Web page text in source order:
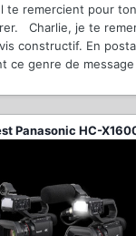
te remercient pour
Charlie, je te
constructif. En
ce genre de
Panasonic HC-